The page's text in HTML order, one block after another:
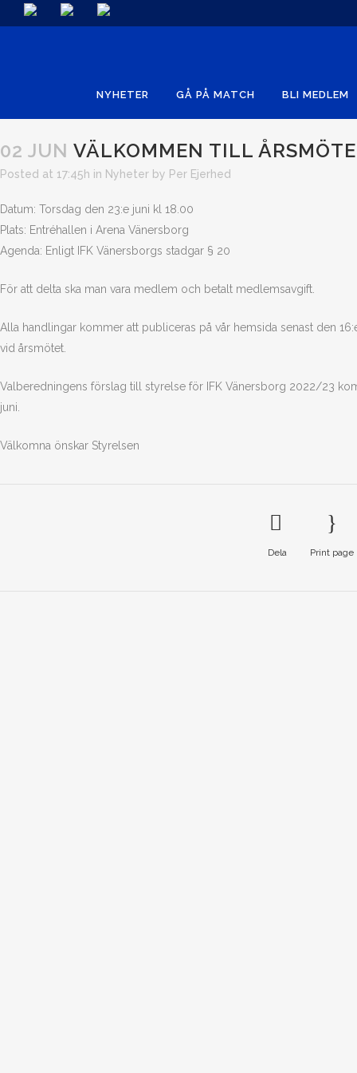
NYHETER GÅ PÅ MATCH BLI MEDLEM
02 JUN VÄLKOMMEN TILL
Posted at 17:45h in Nyheter by Per Ejerhed
Datum: Torsdag den 23:e juni kl 18.00
Plats: Entréhallen i Arena Vänersborg
Agenda: Enligt IFK Vänersborgs stadgar § 20
För att delta ska man vara medlem och betalt medlemsavgift.
Alla handlingar kommer att publiceras på vår hemsida senast den
vid årsmötet.
Valberedningens förslag till styrelse för IFK Vänersborg 2022/23
juni.
Välkomna önskar Styrelsen
Dela Print page